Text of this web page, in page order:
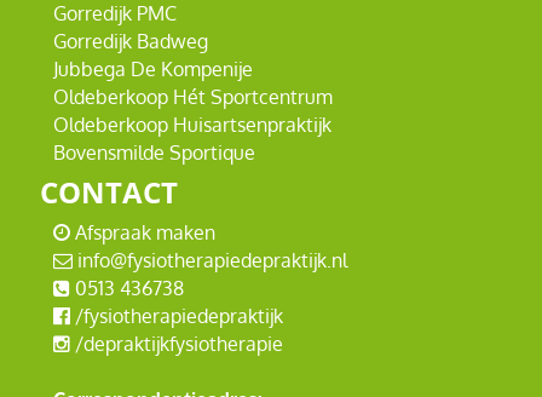
Gorredijk PMC
Gorredijk Badweg
Jubbega De Kompenije
Oldeberkoop Hét Sportcentrum
Oldeberkoop Huisartsenpraktijk
Bovensmilde Sportique
CONTACT
Afspraak maken
info@fysiotherapiedepraktijk.nl
0513 436738
/fysiotherapiedepraktijk
/depraktijkfysiotherapie